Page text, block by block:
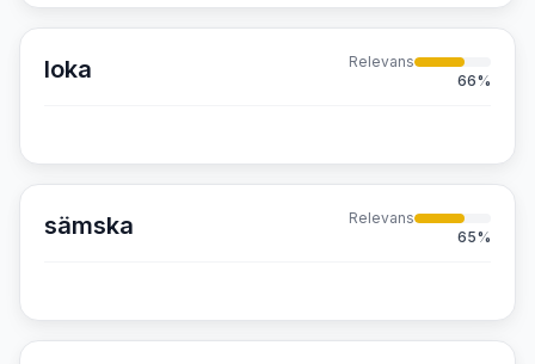
loka
Relevans
66%
sämska
Relevans
65%